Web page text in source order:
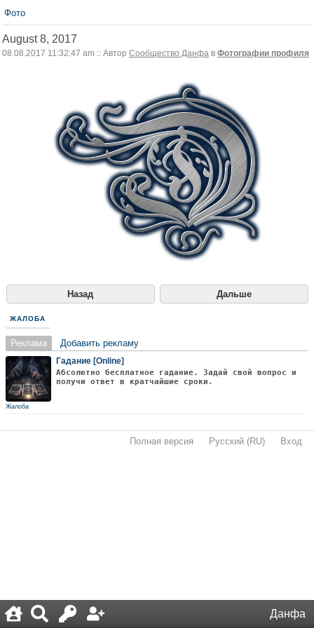
Данфа
Фото
August 8, 2017
08.08.2017 11:32:47 am :: Автор Сообщество Данфа в Фотографии профиля
Назад Дальше
ЖАЛОБА
Реклама Добавить рекламу
Гадание [Online]
Абсолютно бесплатное гадание. Задай свой вопрос и
получи ответ в кратчайшие сроки.
Жалоба
Полная версия Русский (RU) Вход